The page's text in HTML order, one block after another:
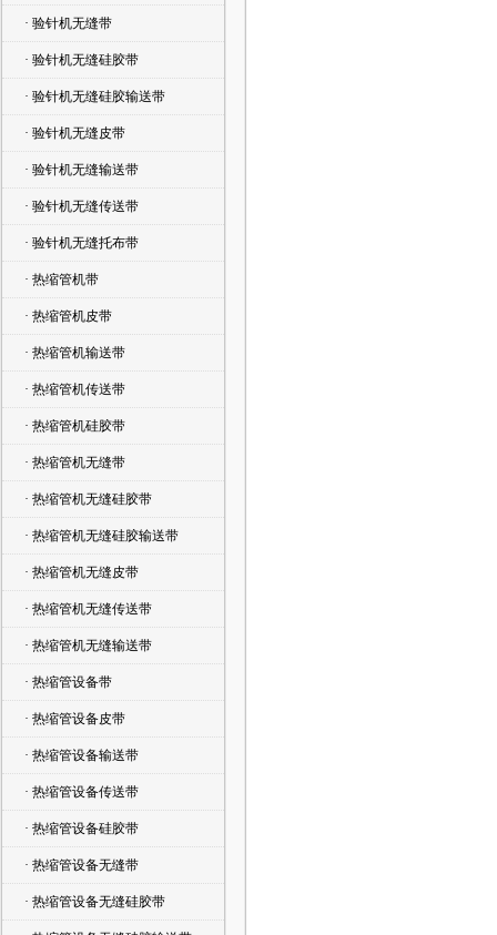
· 验针机无缝带
· 验针机无缝硅胶带
· 验针机无缝硅胶输送带
· 验针机无缝皮带
· 验针机无缝输送带
· 验针机无缝传送带
· 验针机无缝托布带
· 热缩管机带
· 热缩管机皮带
· 热缩管机输送带
· 热缩管机传送带
· 热缩管机硅胶带
· 热缩管机无缝带
· 热缩管机无缝硅胶带
· 热缩管机无缝硅胶输送带
· 热缩管机无缝皮带
· 热缩管机无缝传送带
· 热缩管机无缝输送带
· 热缩管设备带
· 热缩管设备皮带
· 热缩管设备输送带
· 热缩管设备传送带
· 热缩管设备硅胶带
· 热缩管设备无缝带
· 热缩管设备无缝硅胶带